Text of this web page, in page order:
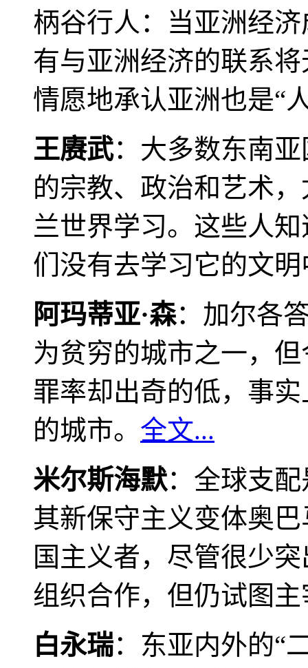
柄谷行人：当亚洲经
有与亚洲经济的联系
情愿地承认亚洲也是“
王赓武：大多数东南
的宗教、政治和艺术
兰世界学习。这些人
们没有去学习它的文
阿玛蒂亚·森：加尔各
为贫穷的城市之一，
罪率却出奇的低，事
的城市。 全文...
米尔斯海默：全球支
其新保守主义变体奥
国主义者，尽管很少
组织合作，但仍试图
白永瑞：东亚内外的“